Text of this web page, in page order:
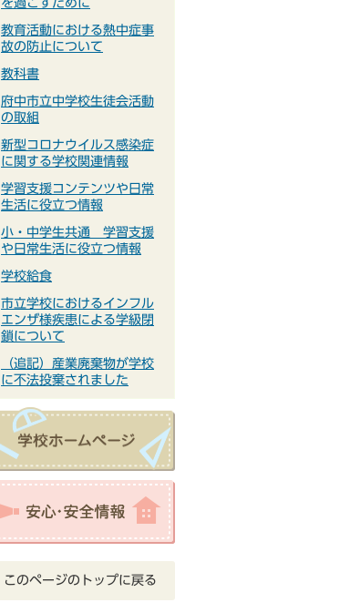
教育活動における熱中症事
故の防止について
教科書
府中市立中学校生徒会活動
の取組
新型コロナウイルス感染症
に関する学校関連情報
学習支援コンテンツや日常
生活に役立つ情報
小・中学生共通 学習支援
や日常生活に役立つ情報
学校給食
市立学校におけるインフル
エンザ様疾患による学級閉
鎖について
（追記）産業廃棄物が学校
に不法投棄されました
このページのトップに戻る